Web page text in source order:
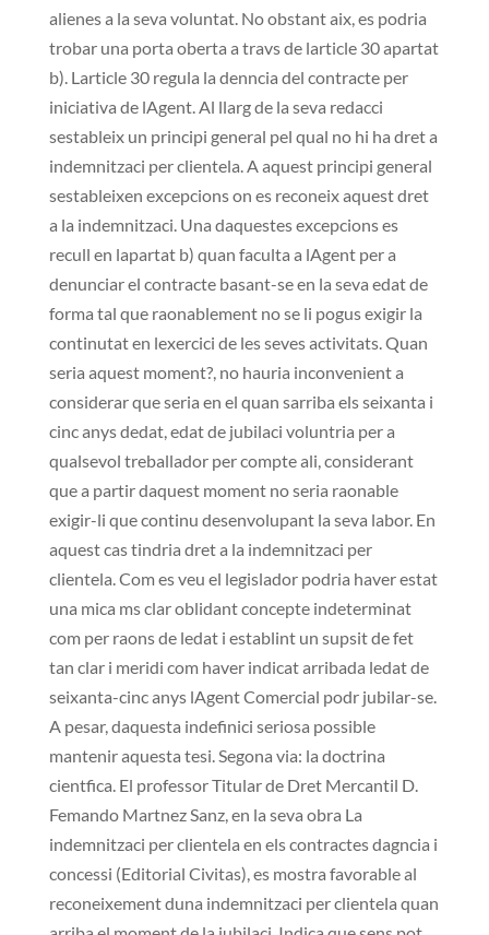
alienes a la seva voluntat. No obstant aix, es podria
trobar una porta oberta a travs de larticle 30 apartat
b). Larticle 30 regula la denncia del contracte per
iniciativa de lAgent. Al llarg de la seva redacci
sestableix un principi general pel qual no hi ha dret a
indemnitzaci per clientela. A aquest principi general
sestableixen excepcions on es reconeix aquest dret
a la indemnitzaci. Una daquestes excepcions es
recull en lapartat b) quan faculta a lAgent per a
denunciar el contracte basant-se en la seva edat de
forma tal que raonablement no se li pogus exigir la
continutat en lexercici de les seves activitats. Quan
seria aquest moment?, no hauria inconvenient a
considerar que seria en el quan sarriba els seixanta i
cinc anys dedat, edat de jubilaci voluntria per a
qualsevol treballador per compte ali, considerant
que a partir daquest moment no seria raonable
exigir-li que continu desenvolupant la seva labor. En
aquest cas tindria dret a la indemnitzaci per
clientela. Com es veu el legislador podria haver estat
una mica ms clar oblidant concepte indeterminat
com per raons de ledat i establint un supsit de fet
tan clar i meridi com haver indicat arribada ledat de
seixanta-cinc anys lAgent Comercial podr jubilar-se.
A pesar, daquesta indefinici seriosa possible
mantenir aquesta tesi. Segona via: la doctrina
cientfica. El professor Titular de Dret Mercantil D.
Femando Martnez Sanz, en la seva obra La
indemnitzaci per clientela en els contractes dagncia i
concessi (Editorial Civitas), es mostra favorable al
reconeixement duna indemnitzaci per clientela quan